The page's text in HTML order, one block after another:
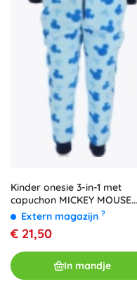
Kinder onesie 3-in-1 met
capuchon MICKEY MOUSE
Cozy Noxxiez (maat 98/104)
Extern magazijn ?
€ 21,50
In mandje